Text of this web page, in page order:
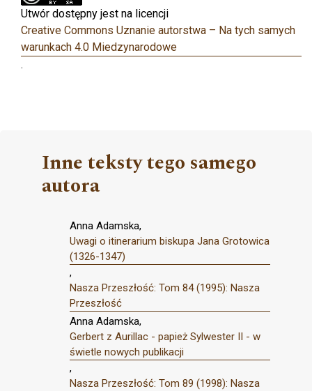
Utwór dostępny jest na licencji
Creative Commons Uznanie autorstwa – Na tych samych
warunkach 4.0 Miedzynarodowe
.
Inne teksty tego samego
autora
Anna Adamska,
Uwagi o itinerarium biskupa Jana Grotowica
(1326-1347)
,
Nasza Przeszłość: Tom 84 (1995): Nasza
Przeszłość
Anna Adamska,
Gerbert z Aurillac - papież Sylwester II - w
świetle nowych publikacji
,
Nasza Przeszłość: Tom 89 (1998): Nasza